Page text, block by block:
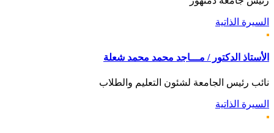
السيرة الذاتية
الأستاذ الدكتور / مـــاجد محمد محمد شعلة
نائب رئيس الجامعة لشئون التعليم والطلاب
السيرة الذاتية